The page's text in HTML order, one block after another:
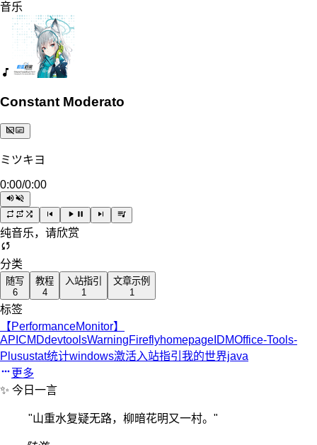
音乐
Constant Moderato
ミツキヨ
0:00/0:00
纯音乐，请欣赏
分类
随写
6
教程
4
入站指引
1
文章示例
1
标签
【PerformanceMonitor】
API CMDdevtoolsWarningFireflyhomepage IDMOffice-Tools-
Plusustat统计windows激活入站指引 我的世界java
更多
✨ 今日一言
"山重水复疑无路，柳暗花明又一村。 "